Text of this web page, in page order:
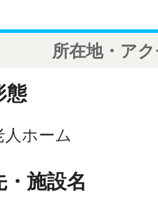
所在地・ア
態
ホーム
・施設名